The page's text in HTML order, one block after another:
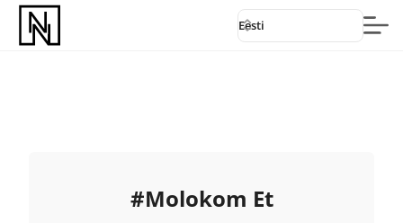
Eesti
#Molokom Et